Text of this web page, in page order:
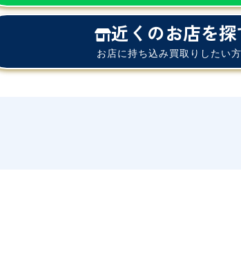
近くのお店を探
お店に持ち込み買取りしたい